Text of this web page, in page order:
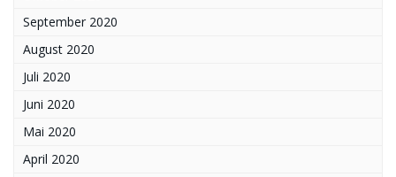
September 2020
August 2020
Juli 2020
Juni 2020
Mai 2020
April 2020